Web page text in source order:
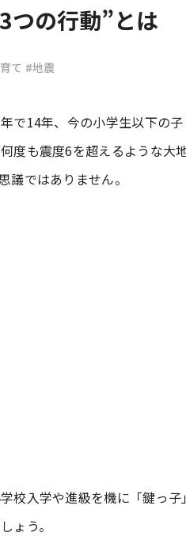
つの行動”とは
て #地震
で14年、今の小学生以下の
度も震度6を超えるような大
議ではありません。
校入学や進級を機に「鍵っ
ょう。